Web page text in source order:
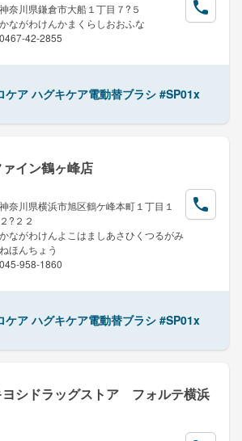
神奈川県鎌倉市大船１丁目７?５
かながわけんかまくらしおおふな
0467-42-2855
ケア ハグキケア電動替ブラシ #SP01x
イン鶴ヶ峰店
神奈川県横浜市旭区鶴ケ峰本町１丁目１
２?２２
かながわけんよこはましあさひくつるがみ
ねほんちょう
045-958-1860
ケア ハグキケア電動替ブラシ #SP01x
ヨシドラッグストア フォルテ横浜